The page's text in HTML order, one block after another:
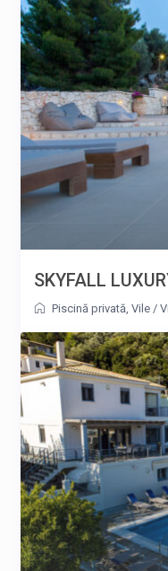
SKYFALL
Piscină privată ,Vile /